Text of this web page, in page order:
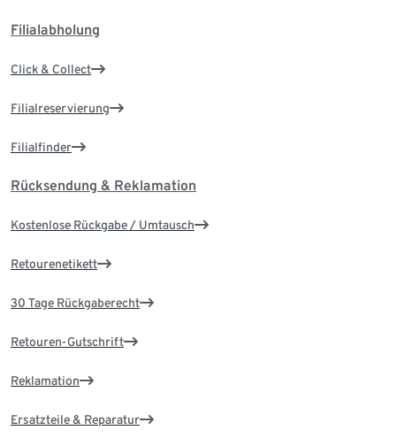
Filialabholung
Click & Collect
Filialreservierung
Filialfinder
Rücksendung & Reklamation
Kostenlose Rückgabe / Umtausch
Retourenetikett
30 Tage Rückgaberecht
Retouren-Gutschrift
Reklamation
Ersatzteile & Reparatur